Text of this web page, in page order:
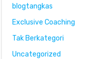
blogtangkas
Exclusive Coaching
Tak Berkategori
Uncategorized